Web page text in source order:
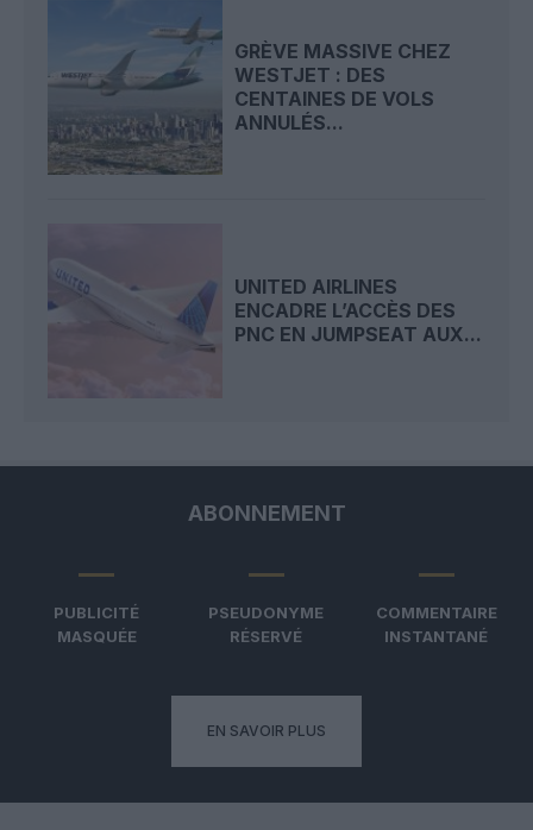
GRÈVE MASSIVE CHEZ
WESTJET : DES
CENTAINES DE VOLS
ANNULÉS...
UNITED AIRLINES
ENCADRE L’ACCÈS DES
PNC EN JUMPSEAT AUX...
ABONNEMENT
PUBLICITÉ
MASQUÉE
PSEUDONYME
RÉSERVÉ
COMMENTAIRE
INSTANTANÉ
EN SAVOIR PLUS